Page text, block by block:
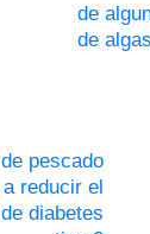
de
de
pescado
reducir el
diabetes